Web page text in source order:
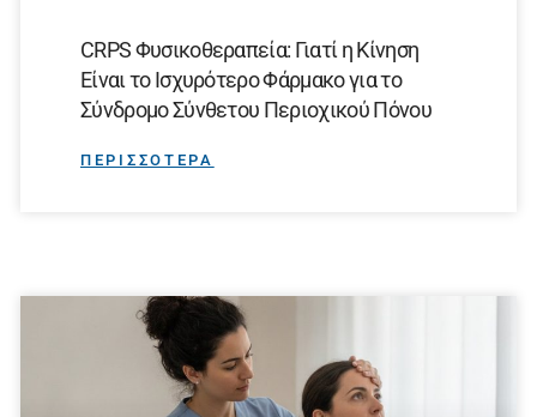
CRPS Φυσικοθεραπεία: Γιατί η Κίνηση
Είναι το Ισχυρότερο Φάρμακο για το
Σύνδρομο Σύνθετου Περιοχικού Πόνου
ΠΕΡΙΣΣΟΤΕΡΑ